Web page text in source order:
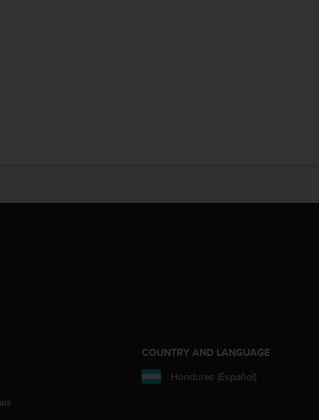
COUNTRY AND LANGUAGE
Honduras (Español)